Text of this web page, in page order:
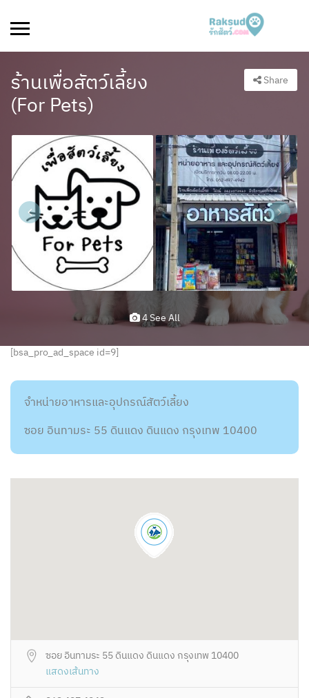
ร้านเพื่อสัตว์เลี้ยง
(For Pets)
Share
4 See All
[bsa_pro_ad_space id=9]
จำหน่ายอาหารและอุปกรณ์สัตว์เลี้ยง
ซอย อินทามระ 55 ดินแดง ดินแดง กรุงเทพ 10400
ซอย อินทามระ 55 ดินแดง ดินแดง กรุงเทพ 10400
แสดงเส้นทาง